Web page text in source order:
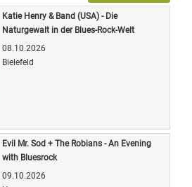
Katie Henry & Band (USA) - Die
Naturgewalt in der Blues-Rock-Welt
08.10.2026
Bielefeld
Evil Mr. Sod + The Robians - An Evening
with Bluesrock
09.10.2026